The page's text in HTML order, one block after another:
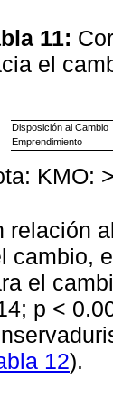
11:
el
Disposición al Cambio
Emprendimiento
KMO:
relación
cambio,
el
p <
12).